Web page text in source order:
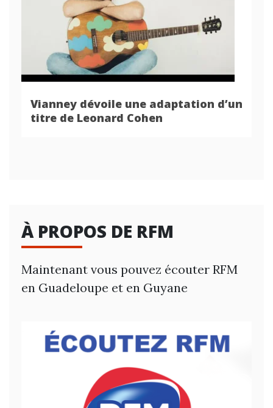
Vianney dévoile une adaptation d’un
titre de Leonard Cohen
À PROPOS DE RFM
Maintenant vous pouvez écouter RFM
en Guadeloupe et en Guyane